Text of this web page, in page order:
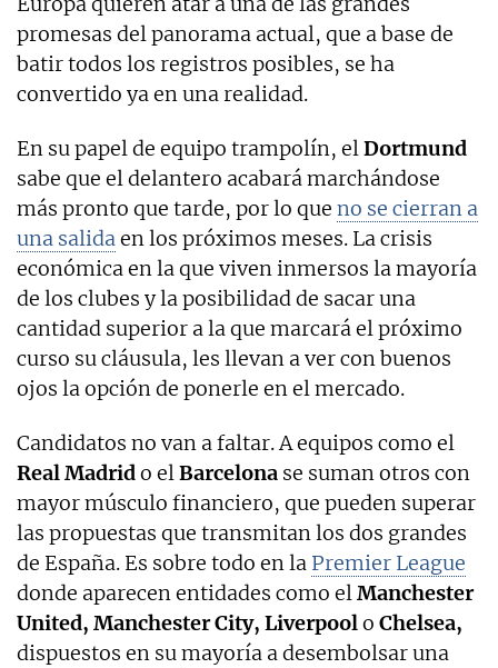
promesas del panorama actual, que a base de
batir todos los registros posibles, se ha
convertido ya en una realidad.
En su papel de equipo trampolín, elDortmund
sabe que el delantero acabará marchándose
más pronto que tarde, por lo que no se cierran a
una salidaen los próximos meses. La crisis
económica en la que viven inmersos la mayoría
de los clubes y la posibilidad de sacar una
cantidad superior a la que marcará el próximo
curso su cláusula, les llevan a ver con buenos
ojos la opción de ponerle en el mercado.
Candidatos no van a faltar. A equipos como el
Real Madrido elBarcelona se suman otros con
mayor músculo financiero, que pueden superar
las propuestas que transmitan los dos grandes
de España. Es sobre todo en la Premier League
donde aparecen entidades como elManchester
United, Manchester City, Liverpoolo Chelsea,
dispuestos en su mayoría a desembolsar una